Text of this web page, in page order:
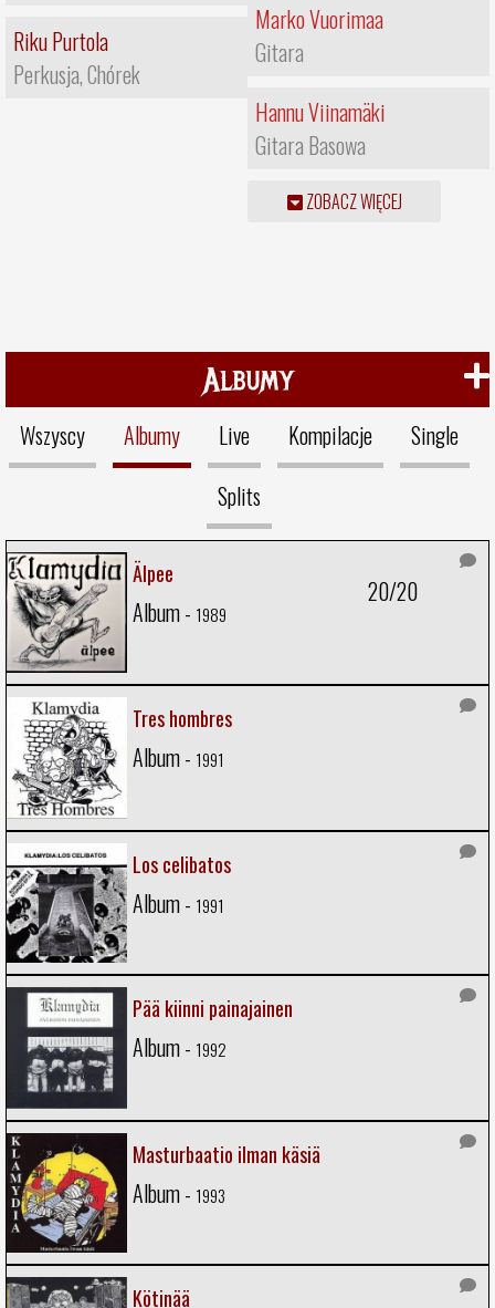
Riku Purtola
Perkusja, Chórek
Marko Vuorimaa
Gitara
Hannu Viinamäki
Gitara Basowa
ZOBACZ WIĘCEJ
Albumy
Wszyscy Albumy Live Kompilacje
Single
Splits
Älpee
Album - 1989
20/20
Tres hombres
Album - 1991
Los celibatos
Album - 1991
Pää kiinni painajainen
Album - 1992
Masturbaatio ilman käsiä
Album - 1993
Kötinää